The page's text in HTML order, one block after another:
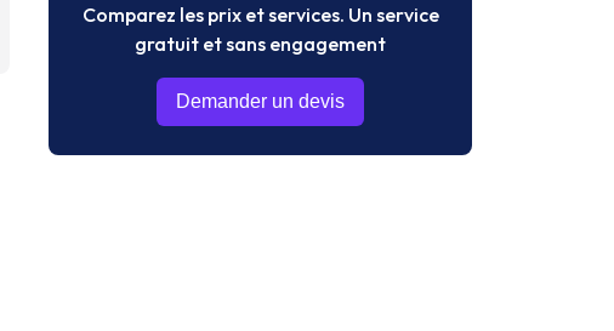
Comparez les prix et services. Un service
gratuit et sans engagement
Demander un devis